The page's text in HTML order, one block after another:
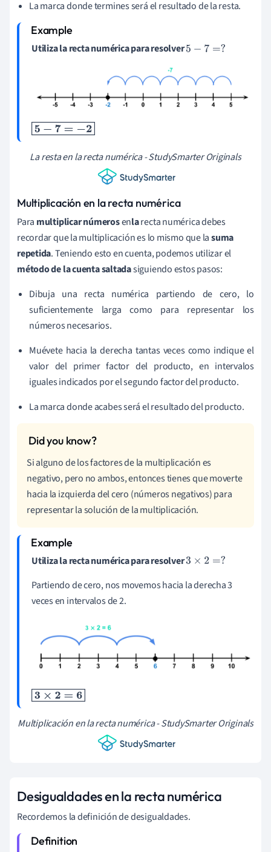
La marca donde termines será el resultado de la resta.
Utiliza la recta numérica para resolver5- 7= ?
5-7=-2
La resta en la recta numérica - StudySmarter Originals
Multiplicación en la recta numérica
Para multiplicar númerosenlarecta numérica debes
recordar que la multiplicación es lo mismo que lasuma
repetida. Teniendo esto en cuenta, podemos utilizar el
método de la cuenta saltadasiguiendo estos pasos:
Dibuja una recta numérica partiendo de cero, lo
suficientemente larga como para representar los
números necesarios.
Muévete hacia la derecha tantas veces como indiqueel
valor del primer factor del producto, en intervalos
iguales indicados por el segundo factor del producto.
La marca donde acabes será el resultado del producto.
Si alguno de los factores de la multiplicación es
negativo, pero no ambos, entonces tienes que moverte
hacia la izquierda del cero (números negativos) para
representar la solución de la multiplicación.
Utiliza la recta numérica para resolver3×2=?
Partiendo de cero, nos movemos hacia la derecha 3
veces en intervalos de 2.
3×2=6
Multiplicación en la recta numérica - StudySmarter Originals
Desigualdades en la recta numérica
Recordemos la definición de desigualdades.